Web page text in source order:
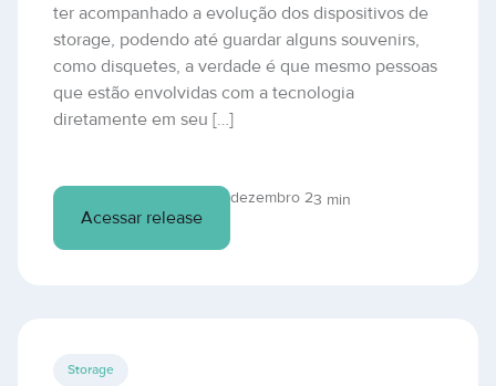
ter acompanhado a evolução dos dispositivos de
storage, podendo até guardar alguns souvenirs,
como disquetes, a verdade é que mesmo pessoas
que estão envolvidas com a tecnologia
diretamente em seu […]
Acessar release
dezembro 23 min
Storage